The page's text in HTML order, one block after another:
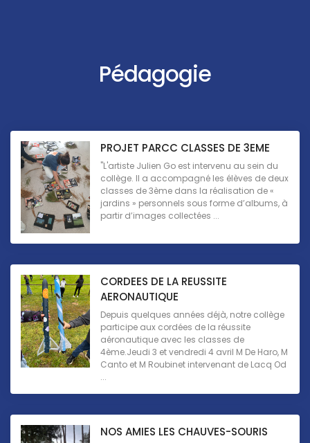
Pédagogie
PROJET PARCC CLASSES DE 3EME
"L'artiste Julien Go est intervenu au sein du
collège. Il a accompagné les élèves de deux
classes de 3ème dans la réalisation de «
jardins » personnels sous forme d’albums, à
partir d’images collectées ...
CORDEES DE LA REUSSITE
AERONAUTIQUE
Depuis quelques années déjà, notre collège
participe aux cordées de la réussite
aéronautique avec les classes de
4ème.Jeudi 3 et vendredi 4 avril M De Haro, M
Canto et M Roubinet intervenant de Lacq Od
...
NOS AMIES LES CHAUVES-SOURIS